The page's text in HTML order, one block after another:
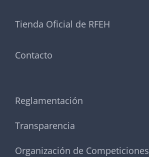
Tienda Oficial de RFEH
Contacto
Reglamentación
Transparencia
Organización de Competiciones